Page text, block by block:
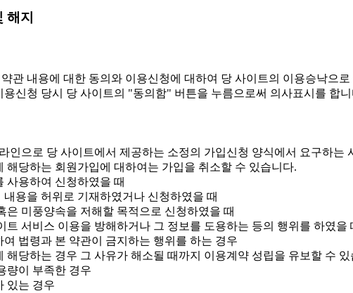
해지
관 내용에 대한 동의와 이용신청에 대하여 당 사이트의 이용승낙으로
용신청 당시 당 사이트의 "동의함" 버튼을 누름으로써 의사표시를 합니
인으로 당 사이트에서 제공하는 소정의 가입신청 양식에서 요구하는
해당하는 회원가입에 대하여는 가입을 취소할 수 있습니다.
사용하여 신청하였을 때
내용을 허위로 기재하였거나 신청하였을 때
은 미풍양속을 저해할 목적으로 신청하였을 때
트 서비스 이용을 방해하거나 그 정보를 도용하는 등의 행위를 하였을
여 법령과 본 약관이 금지하는 행위를 하는 경우
해당하는 경우 그 사유가 해소될 때까지 이용계약 성립을 유보할 수 있
량이 부족한 경우
있는 경우